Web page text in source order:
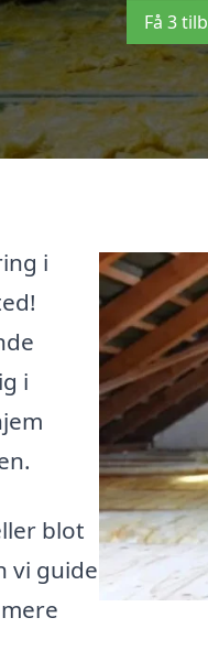
Få 3
i
i
blot
vi guide